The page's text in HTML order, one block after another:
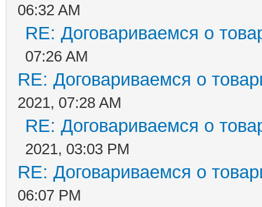
06:32 AM
RE: Договариваемся о
07:26 AM
RE: Договариваемся о
2021, 07:28 AM
RE: Договариваемся о
2021, 03:03 PM
RE: Договариваемся о
06:07 PM